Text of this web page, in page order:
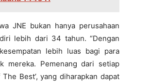
JNE bukan hanya perusahaan
lebih dari 34 tahun. “Dengan
lebih luas bagi para
mereka. Pemenang dari setiap
Best’, yang diharapkan dapat